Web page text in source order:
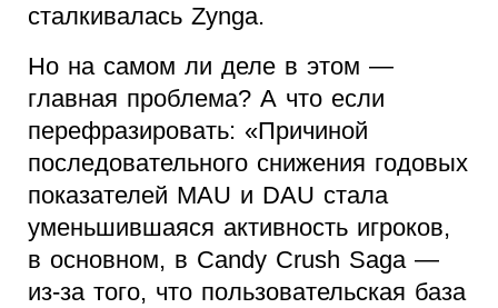
сталкивалась Zynga.
Но на самом ли деле в этом —
главная проблема? А что если
перефразировать: «Причиной
последовательного снижения годовых
показателей MAU и DAU стала
уменьшившаяся активность игроков,
в основном, в Candy Crush Saga —
из-за того, что пользовательская база